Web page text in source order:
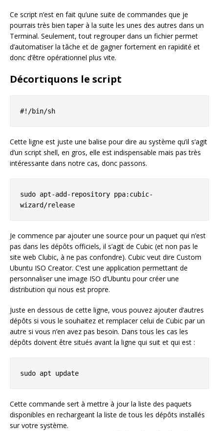
Ce script n’est en fait qu’une suite de commandes que je
pourrais très bien taper à la suite les unes des autres dans un
Terminal. Seulement, tout regrouper dans un fichier permet
d’automatiser la tâche et de gagner fortement en rapidité et
donc d’être opérationnel plus vite.
Décortiquons le script
#!/bin/sh
Cette ligne est juste une balise pour dire au système qu’il s’agit
d’un script shell, en gros, elle est indispensable mais pas très
intéressante dans notre cas, donc passons.
sudo apt-add-repository ppa:cubic-
wizard/release
Je commence par ajouter une source pour un paquet qui n’est
pas dans les dépôts officiels, il s’agit de Cubic (et non pas le
site web Clubic, à ne pas confondre). Cubic veut dire Custom
Ubuntu ISO Creator. C’est une application permettant de
personnaliser une image ISO d’Ubuntu pour créer une
distribution qui nous est propre.
Juste en dessous de cette ligne, vous pouvez ajouter d’autres
dépôts si vous le souhaitez et remplacer celui de Cubic par un
autre si vous n’en avez pas besoin. Dans tous les cas les
dépôts doivent être situés avant la ligne qui suit et qui est :
sudo apt update
Cette commande sert à mettre à jour la liste des paquets
disponibles en rechargeant la liste de tous les dépôts installés
sur votre système.